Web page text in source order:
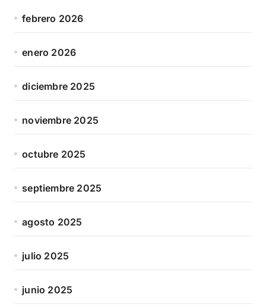
febrero 2026
enero 2026
diciembre 2025
noviembre 2025
octubre 2025
septiembre 2025
agosto 2025
julio 2025
junio 2025